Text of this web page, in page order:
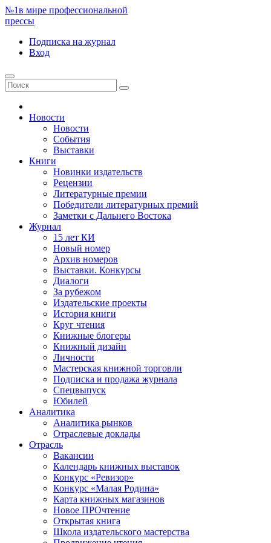
№1в мире профессиональной
прессы
Подписка на журнал
Вход
Новости
Новости
События
Выставки
Книги
Новинки издательств
Рецензии
Литературные премии
Победители литературных премий
Заметки с Дальнего Востока
Журнал
15 лет КИ
Новый номер
Архив номеров
Выставки. Конкурсы
Диалоги
За рубежом
Издательские проекты
История книги
Круг чтения
Книжные блогеры
Книжный дизайн
Личности
Мастерская книжной торговли
Подписка и продажа журнала
Спецвыпуск
Юбилей
Аналитика
Аналитика рынков
Отраслевые доклады
Отрасль
Вакансии
Календарь книжных выставок
Конкурс «Ревизор»
Конкурс «Малая Родина»
Карта книжных магазинов
Новое ПРОчтение
Открытая книга
Школа издательского мастерства